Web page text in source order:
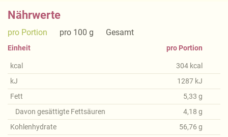
Nährwerte
pro Portion pro 100 g Gesamt
Einheit
kcal
kJ
Fett
Davon gesättigte Fettsäuren
Kohlenhydrate
pro Portion
304 kcal
1287 kJ
5,33 g
4,18 g
56,76 g